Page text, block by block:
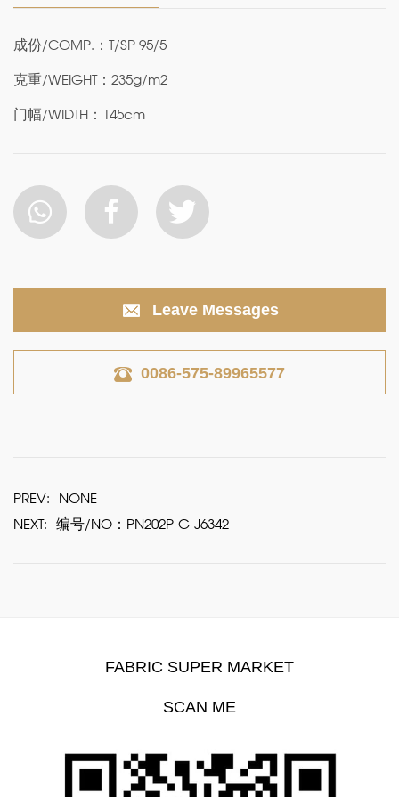
成份/COMP.：T/SP 95/5
克重/WEIGHT：235g/m2
门幅/WIDTH：145cm
Leave Messages
0086-575-89965577
PREV: NONE
NEXT: 编号/NO：PN202P-G-J6342
FABRIC SUPER MARKET
SCAN ME